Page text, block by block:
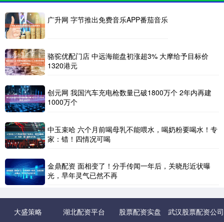
广升网 字节推出免费音乐APP番茄音乐
骆驼优配门店 中远海能盘初涨超3% 大摩给予目标价
1320港元
创元网 我国汽车充电枪数量已破1800万个 2年内再建
1000万个
中玉束哈 六个月前喝母乳不能喂水，喝奶粉要喝水！专
家：错！四情况可喝
金鼎配资 面相变了！分手传闻一年后，关晓彤近状曝
光，早年灵气已然不再
大盛策略 湖北配资平台 股票配资实盘 武汉股票配资公司